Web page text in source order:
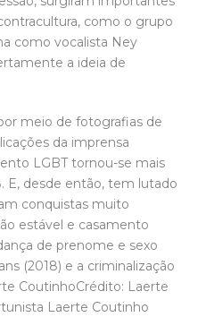
como o grupo
como vocalista Ney
a ideia de
meio de fotografias de
da imprensa
LGBT tornou-se mais
E, desde então, tem lutado
conquistas muito
estável e casamento
de prenome e sexo
(2018) e a criminalização
Crédito: Laerte
Laerte Coutinho